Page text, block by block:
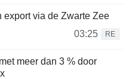
export via de Zwarte Zee
03:25
RE
meer dan 3 % door